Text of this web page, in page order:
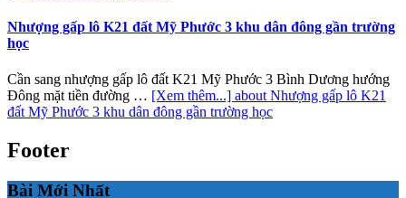
Nhượng gấp lô K21 đất Mỹ Phước 3 khu dân đông gần trường
học
Cần sang nhượng gấp lô đất K21 Mỹ Phước 3 Bình Dương hướng
Đông mặt tiền đường … [Xem thêm...] about Nhượng gấp lô K21
đất Mỹ Phước 3 khu dân đông gần trường học
Footer
Bài Mới Nhất